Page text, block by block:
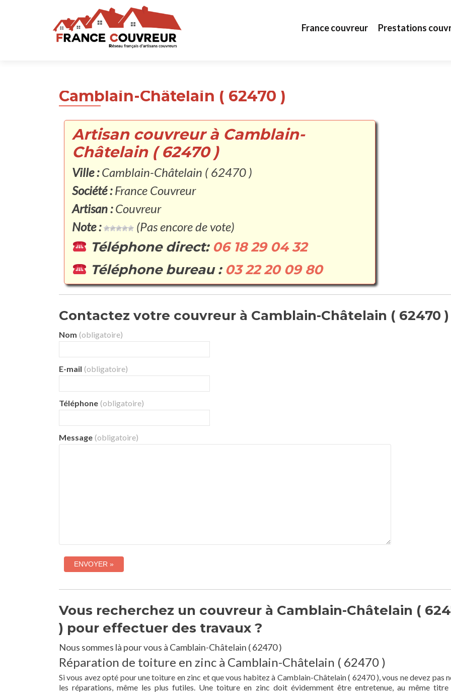
France couvreur Prestations
Camblain-Châtelain ( 62470 )
Artisan couvreur à Camblain-
Châtelain ( 62470 )
Ville :Camblain-Châtelain ( 62470 )
Société :France Couvreur
Artisan :Couvreur
Note :
(Pas encore de vote)
Téléphone direct: 06 18 29 04 32
Téléphone bureau : 03 22 20 09 80
Contactez votre couvreur à Camblain-Châtelain ( 62470 )
Nom (obligatoire)
E-mail (obligatoire)
Téléphone (obligatoire)
Message (obligatoire)
Vous recherchez un couvreur à Camblain-Châtelain (
) pour effectuer des travaux ?
Nous sommes là pour vous à Camblain-Châtelain ( 62470 )
Réparation de toiture en zinc à Camblain-Châtelain ( 62470 )
Si vous avez opté pour une toiture en zinc et que vous habitez à Camblain-Châtelain ( 62470 ), vous ne devez pas
les réparations, même les plus futiles. Une toiture en zinc doit évidemment être entretenue, au même titre